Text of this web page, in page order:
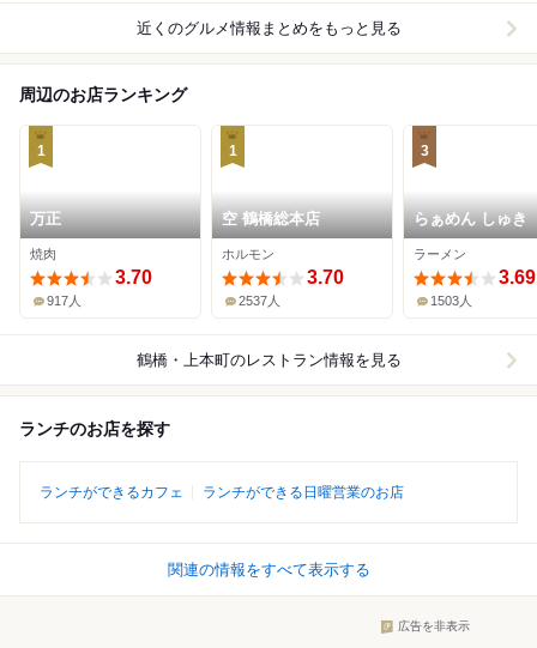
近くのグルメ情報まとめをもっと見る
周辺のお店ランキング
1
万正
焼肉
3.70
917人
1
空 鶴橋総本店
ホルモン
3.70
2537人
3
らぁめん しゅき
ラーメン
3.69
1503人
鶴橋・上本町のレストラン情報を見る
ランチのお店を探す
ランチができるカフェ ランチができる日曜営業のお店
関連の情報をすべて表示する
広告を非表示